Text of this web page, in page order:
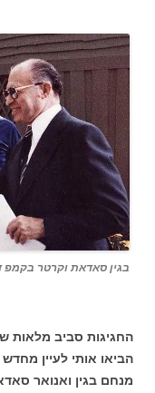
בגין סאדאת וקרטר בקמפ
החגיגות סביב מלאות
הביאו אותי לעיין
מנחם בגין ואנואר